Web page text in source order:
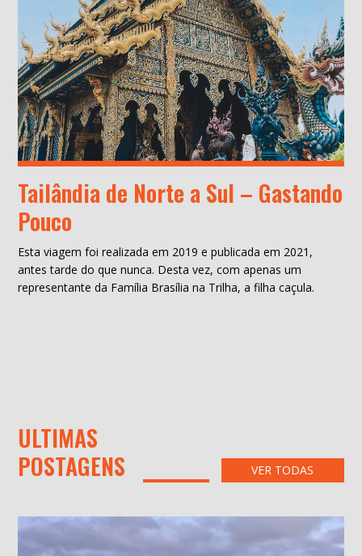
Tailândia de Norte a Sul – Gastando
Pouco
Esta viagem foi realizada em 2019 e publicada em 2021,
antes tarde do que nunca. Desta vez, com apenas um
representante da Família Brasília na Trilha, a filha caçula.
ULTIMAS
POSTAGENS
VER TODAS